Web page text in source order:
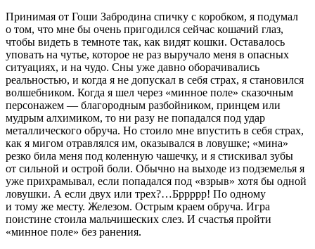
Принимая от Гоши Забродина спичку с коробком, я подумал
о том, что мне бы очень пригодился сейчас кошачий глаз,
чтобы видеть в темноте так, как видят кошки. Оставалось
уповать на чутье, которое не раз выручало меня в опасных
ситуациях, и на чудо. Сны уже давно оборачивались
реальностью, и когда я не допускал в себя страх, я становился
волшебником. Когда я шел через «минное поле» сказочным
персонажем — благородным разбойником, принцем или
мудрым алхимиком, то ни разу не попадался под удар
металлического обруча. Но стоило мне впустить в себя страх,
как я мигом отравлялся им, оказывался в ловушке; «мина»
резко била меня под коленную чашечку, и я стискивал зубы
от сильной и острой боли. Обычно на выходе из подземелья я
уже прихрамывал, если попадался под «взрыв» хотя бы одной
ловушки. А если двух или трех?…Бррррр! По одному
и тому же месту. Железом. Острым краем обруча. Игра
поистине стоила мальчишеских слез. И счастья пройти
«минное поле» без ранения.